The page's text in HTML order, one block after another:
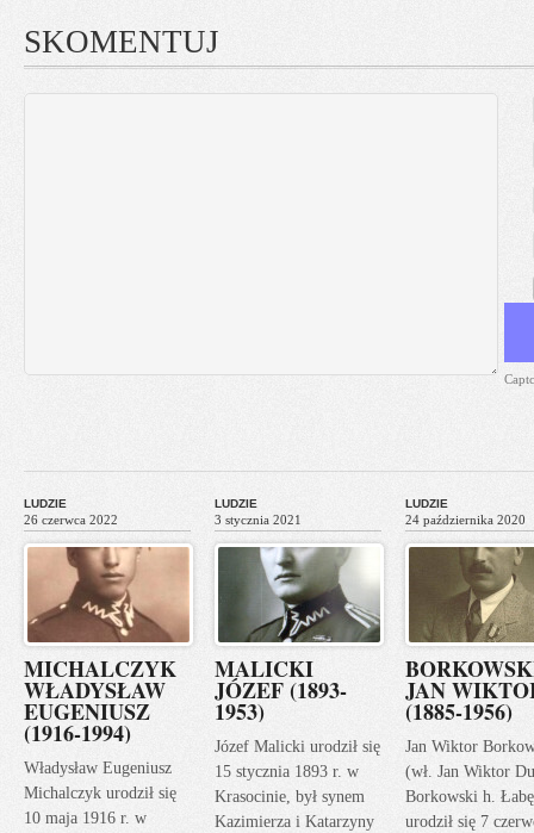
SKOMENTUJ
LUDZIE
26 czerwca 2022
MICHALCZYK
WŁADYSŁAW
EUGENIUSZ
(1916-1994)
Władysław Eugeniusz
Michalczyk urodził się
10 maja 1916 r. w
LUDZIE
3 stycznia 2021
MALICKI
JÓZEF (1893-
1953)
Józef Malicki urodził się
15 stycznia 1893 r. w
Krasocinie, był synem
Kazimierza i Katarzyny
LUDZIE
24 października 2020
JAN
(1885-1956)
Jan Wiktor
(wł. Jan Wiktor
Borkowski h.
urodził się 7